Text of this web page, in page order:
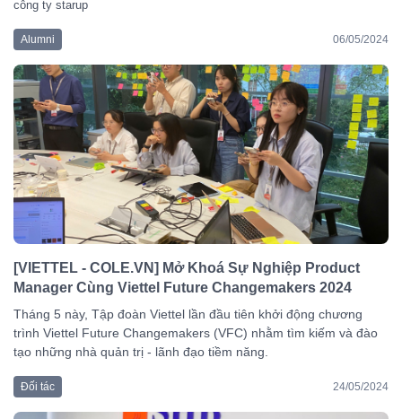
công ty starup
Alumni 06/05/2024
[VIETTEL - COLE.VN] Mở Khoá Sự Nghiệp Product
Manager Cùng Viettel Future Changemakers 2024
Tháng 5 này, Tập đoàn Viettel lần đầu tiên khởi động chương
trình Viettel Future Changemakers (VFC) nhằm tìm kiếm và đào
tạo những nhà quản trị - lãnh đạo tiềm năng.
Đối tác 24/05/2024